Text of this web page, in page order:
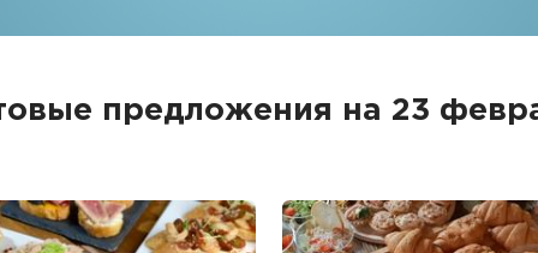
предложения на 23